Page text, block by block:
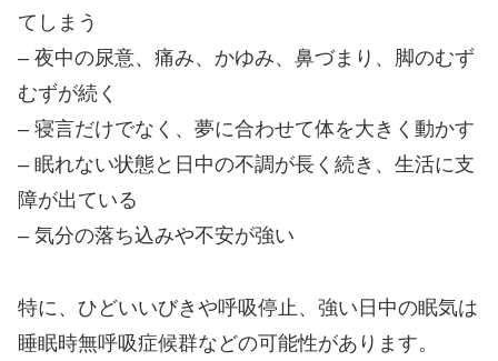
てしまう
– 夜中の尿意、痛み、かゆみ、鼻づまり、脚のむず
むずが続く
– 寝言だけでなく、夢に合わせて体を大きく動かす
– 眠れない状態と日中の不調が長く続き、生活に支
障が出ている
– 気分の落ち込みや不安が強い
特に、ひどいいびきや呼吸停止、強い日中の眠気は
睡眠時無呼吸症候群などの可能性があります。